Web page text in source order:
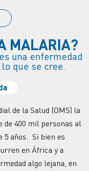
MALARIA?
una enfermedad
que se cree.
de la Salud (OMS) la
de 400 mil personas al
5 años. Si bien es
en África y a
algo lejana, en